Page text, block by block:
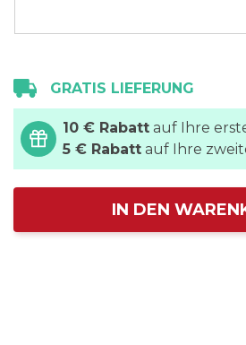
GRATIS LIEFERUNG
10 € Rabatt auf Ihre
5 € Rabatt auf Ihre
IN DEN